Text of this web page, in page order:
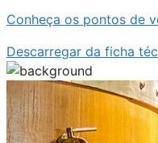
Conheça os pontos de
Descarregar da ficha